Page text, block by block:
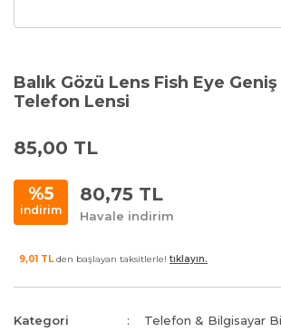
Balık Gözü Lens Fish Eye Geniş
Telefon Lensi
85,00 TL
%5
indirim
80,75 TL
Havale indirim
9,01 TL den başlayan taksitlerle! tıklayın.
Kategori
Telefon & Bilgisayar